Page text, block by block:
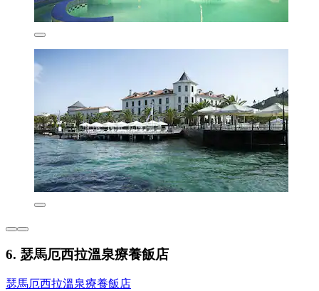
6. 瑟馬厄西拉溫泉療養飯店
瑟馬厄西拉溫泉療養飯店